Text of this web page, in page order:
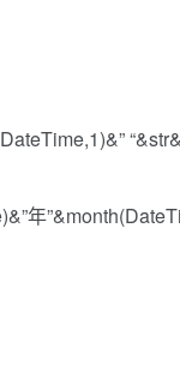
年